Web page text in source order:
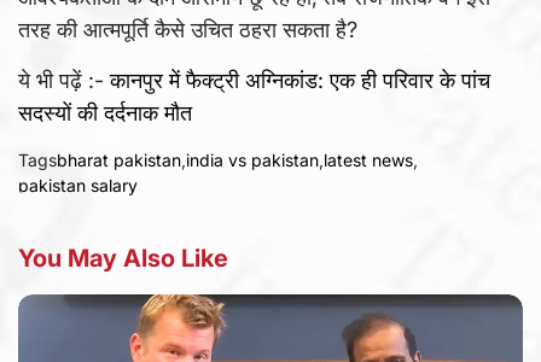
तरह की आत्मपूर्ति कैसे उचित ठहरा सकता है?
ये भी पढ़ें :- कानपुर में फैक्ट्री अग्निकांड: एक ही परिवार के पांच
सदस्यों की दर्दनाक मौत
Tagsbharat pakistan,india vs pakistan,latest news,
pakistan salary
You May Also Like